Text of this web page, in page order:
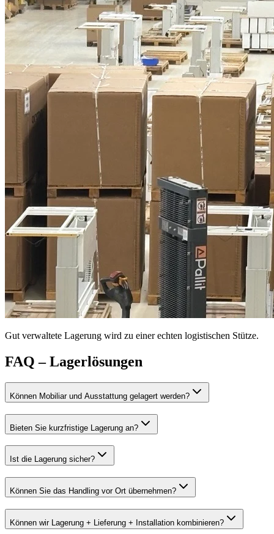
Gut verwaltete Lagerung wird zu einer echten logistischen Stütze.
FAQ – Lagerlösungen
Können Mobiliar und Ausstattung gelagert werden?
Bieten Sie kurzfristige Lagerung an?
Ist die Lagerung sicher?
Können Sie das Handling vor Ort übernehmen?
Können wir Lagerung + Lieferung + Installation kombinieren?